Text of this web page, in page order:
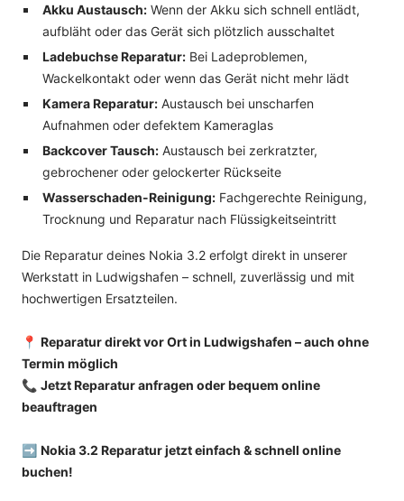
Akku Austausch:Wenn der Akku sich schnell entlädt,
aufbläht oder das Gerät sich plötzlich ausschaltet
Ladebuchse Reparatur:Bei Ladeproblemen,
Wackelkontakt oder wenn das Gerät nicht mehr lädt
Kamera Reparatur:Austausch bei unscharfen
Aufnahmen oder defektem Kameraglas
Backcover Tausch:Austausch bei zerkratzter,
gebrochener oder gelockerter Rückseite
Wasserschaden-Reinigung:Fachgerechte Reinigung,
Trocknung und Reparatur nach Flüssigkeitseintritt
Die Reparatur deines Nokia 3.2 erfolgt direkt in unserer
Werkstatt in Ludwigshafen – schnell, zuverlässig und mit
hochwertigen Ersatzteilen.
📍 Reparatur direkt vor Ort in Ludwigshafen – auch ohne
Termin möglich
📞 Jetzt Reparatur anfragen oder bequem online
beauftragen
➡️ Nokia 3.2 Reparatur jetzt einfach & schnell online
buchen!